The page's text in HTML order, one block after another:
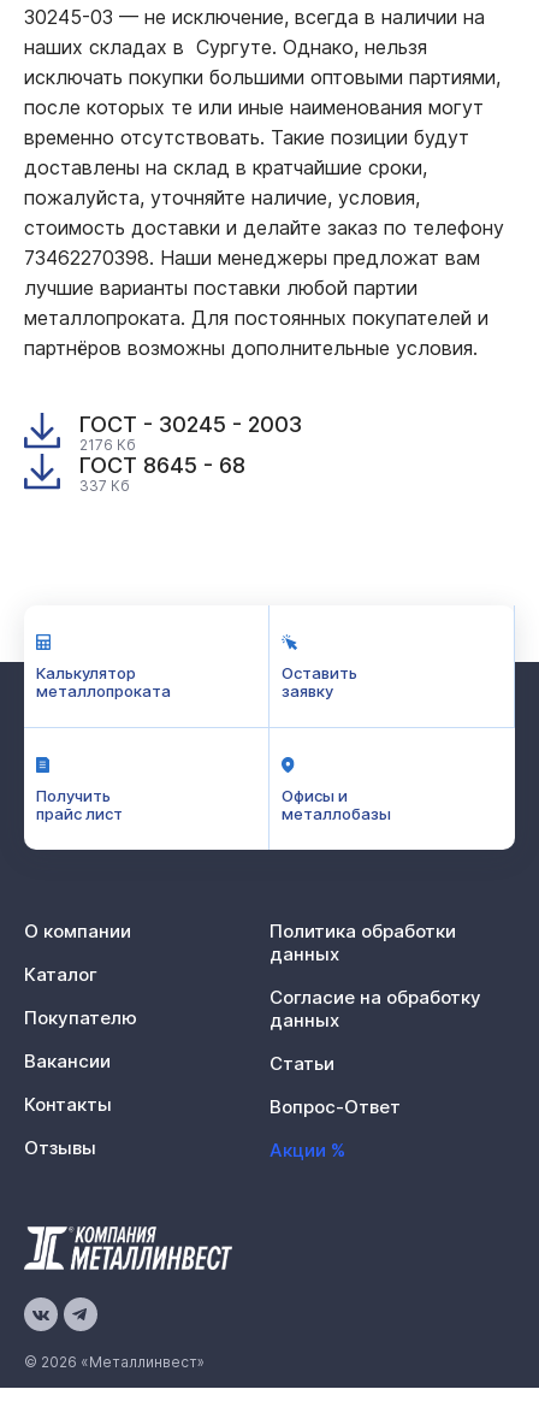
30245-03 — не исключение, всегда в наличии на
наших складах в Сургуте. Однако, нельзя
исключать покупки большими оптовыми партиями,
после которых те или иные наименования могут
временно отсутствовать. Такие позиции будут
доставлены на склад в кратчайшие сроки,
пожалуйста, уточняйте наличие, условия,
стоимость доставки и делайте заказ по телефону
73462270398. Наши менеджеры предложат вам
лучшие варианты поставки любой партии
металлопроката. Для постоянных покупателей и
партнёров возможны дополнительные условия.
ГОСТ - 30245 - 2003
2176 Кб
ГОСТ 8645 - 68
337 Кб
Калькулятор
металлопроката
Оставить
заявку
Получить
прайс лист
Офисы и
металлобазы
© 2026 «Металлинвест»
О компании
Каталог
Покупателю
Вакансии
Контакты
Отзывы
Политика обработки
данных
Согласие на обработку
данных
Статьи
Вопрос-Ответ
Акции %